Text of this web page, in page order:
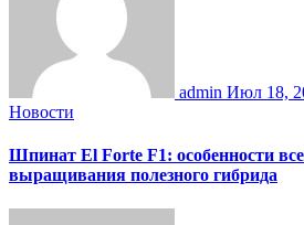
admin Июл 18,
Новости
Шпинат El Forte F1: особенности
выращивания полезного гибрида